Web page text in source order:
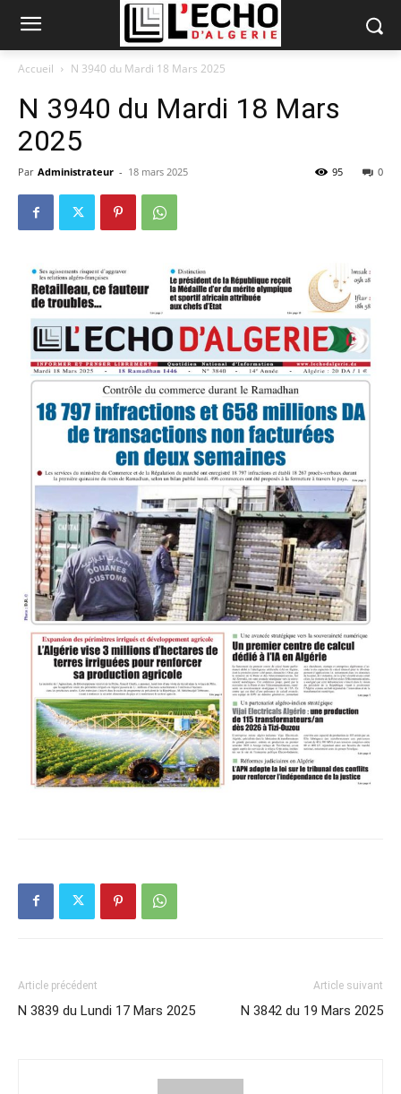
Accueil N 3940 du Mardi 18 Mars 2025
N 3940 du Mardi 18 Mars
2025
Par Administrateur - 18 mars 2025 0
95
Article précédent
N 3839 du Lundi 17 Mars 2025
Article suivant
N 3842 du 19 Mars 2025